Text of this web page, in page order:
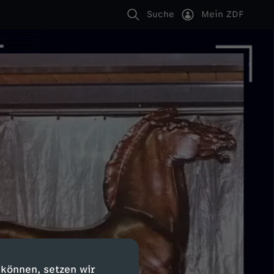
setzen wir
Suche Mein ZDF